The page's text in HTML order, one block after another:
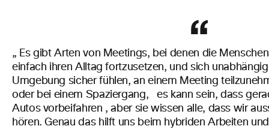
„ Es gibt Arten von Meetings, bei denen die
einfach ihren Alltag fortzusetzen, und sich
Umgebung sicher fühlen, an einem Meeting
oder bei einem Spaziergang,
es kann sein,dass
Autos vorbeifahren , aber siewissen alle, dass wir
hören. Genau das hilft uns beim hybriden Arbeiten